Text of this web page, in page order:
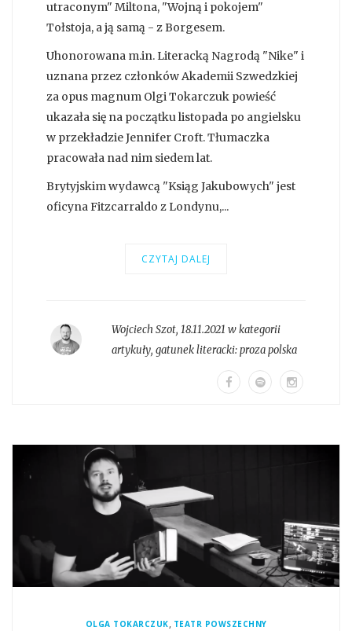
utraconym" Miltona, "Wojną i pokojem"
Tołstoja, a ją samą - z Borgesem.
Uhonorowana m.in. Literacką Nagrodą "Nike" i
uznana przez członków Akademii Szwedzkiej
za opus magnum Olgi Tokarczuk powieść
ukazała się na początku listopada po angielsku
w przekładzie Jennifer Croft. Tłumaczka
pracowała nad nim siedem lat.
Brytyjskim wydawcą "Ksiąg Jakubowych" jest
oficyna Fitzcarraldo z Londynu,...
CZYTAJ DALEJ
Wojciech Szot, 18.11.2021 w kategorii
artykuły, gatunek literacki:proza polska
OLGA TOKARCZUK, TEATR POWSZECHNY